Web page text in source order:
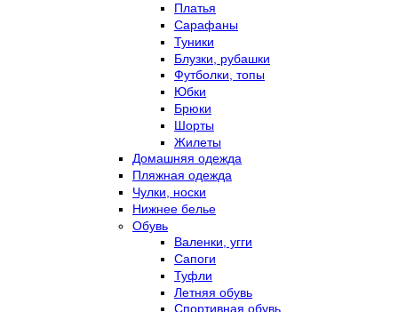
Платья
Сарафаны
Туники
Блузки, рубашки
Футболки, топы
Юбки
Брюки
Шорты
Жилеты
Домашняя одежда
Пляжная одежда
Чулки, носки
Нижнее белье
Обувь
Валенки, угги
Сапоги
Туфли
Летняя обувь
Спортивная обувь